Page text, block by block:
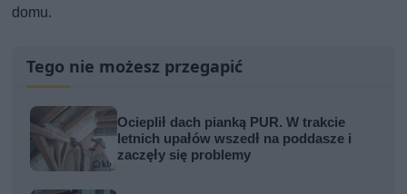
domu.
Tego nie możesz przegapić
Ocieplił dach pianką PUR. W trakcie
letnich upałów wszedł na poddasze i
zaczęły się problemy